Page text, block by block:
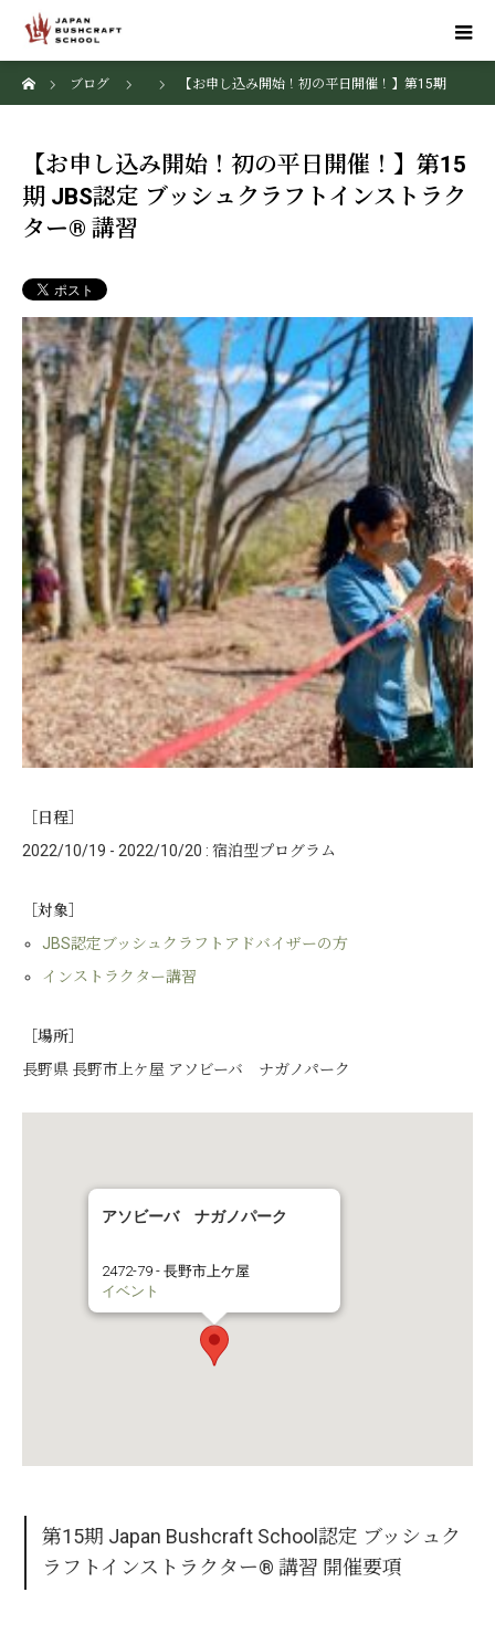
ブログ
【お申し込み開始！初の平日開催！】第15期
【お申し込み開始！初の平日開催！】第15
期 JBS認定 ブッシュクラフトインストラク
ター® 講習
［日程］
2022/10/19 - 2022/10/20 : 宿泊型プログラム
［対象］
JBS認定ブッシュクラフトアドバイザーの方
インストラクター講習
［場所］
長野県 長野市上ケ屋 アソビーバ ナガノパーク
アソビーバ ナガノパーク
2472-79 - 長野市上ケ屋
イベント
第15期 Japan Bushcraft School認定 ブッシュク
ラフトインストラクター® 講習 開催要項